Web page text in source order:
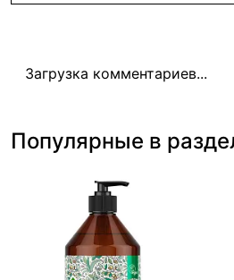
Загрузка комментариев...
Популярные в